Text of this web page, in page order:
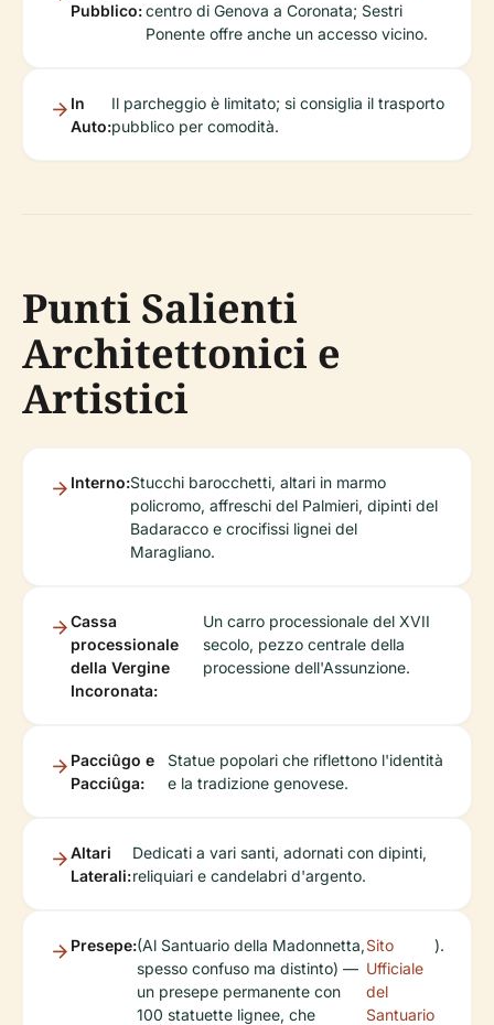
Pubblico:centro di Genova a Coronata; Sestri
Ponente offre anche un accesso vicino.
In
Auto:
Il parcheggio è limitato; si consiglia il trasporto
pubblico per comodità.
Punti Salienti
Architettonici e
Artistici
Interno:Stucchi barocchetti, altari in marmo
policromo, affreschi del Palmieri, dipinti del
Badaracco e crocifissi lignei del
Maragliano.
Cassa
processionale
della Vergine
Incoronata:
Un carro processionale del XVII
secolo, pezzo centrale della
processione dell'Assunzione.
Pacciûgo e
Pacciûga:
Statue popolari che riflettono l'identità
e la tradizione genovese.
Altari
Laterali:
Dedicati a vari santi, adornati con dipinti,
reliquiari e candelabri d'argento.
Presepe:(Al Santuario della Madonnetta,
spesso confuso ma distinto) —
un presepe permanente con
100 statuette lignee, che
Sito
Ufficiale
del
Santuario
).